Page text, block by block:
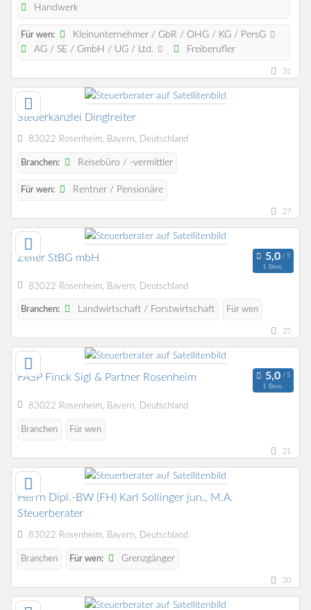
Handwerk
Für wen:
Kleinunternehmer / GbR / OHG / KG / PersG
AG / SE / GmbH / UG / Ltd.
Freiberufler
31
Steuerkanzlei Dinglreiter
83022 Rosenheim, Bayern, Deutschland
Branchen: Reisebüro / -vermittler
Für wen: Rentner / Pensionäre
27
Zeller StBG mbH
1 Bew.
83022 Rosenheim, Bayern, Deutschland
Branchen: Landwirtschaft / Forstwirtschaft Für wen
25
FASP Finck Sigl & Partner Rosenheim
1 Bew.
83022 Rosenheim, Bayern, Deutschland
Branchen Für wen
21
Herrn Dipl.-BW (FH) Karl Sollinger jun., M.A.
Steuerberater
83022 Rosenheim, Bayern, Deutschland
Branchen Für wen: Grenzgänger
20